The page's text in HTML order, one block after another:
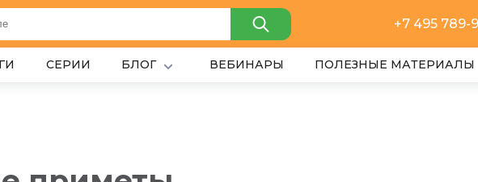
+7 495 789-
СЕРИИ БЛОГ ВЕБИНАРЫ ПОЛЕЗНЫЕ МАТЕРИАЛЫ